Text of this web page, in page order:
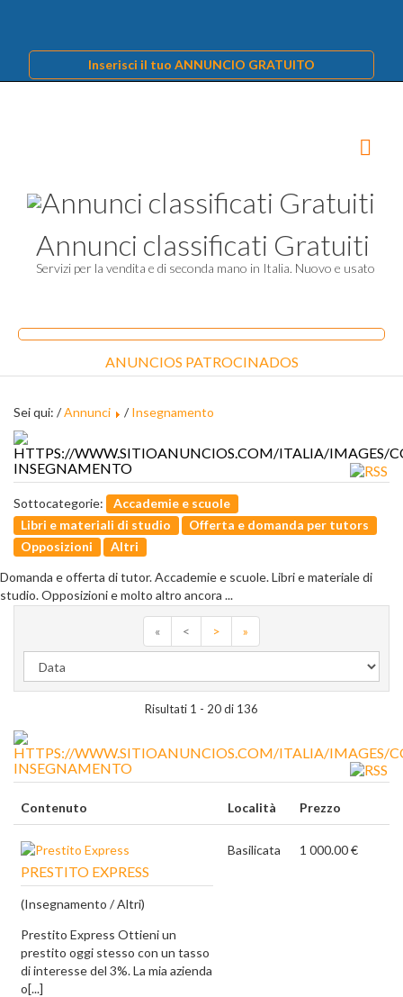
Inserisci il tuo ANNUNCIO GRATUITO
Annunci classificati Gratuiti
Servizi per la vendita e di seconda mano in Italia. Nuovo e usato
ANUNCIOS PATROCINADOS
Sei qui: /Annunci /Insegnamento
INSEGNAMENTO
Sottocategorie:
Accademie e scuole
Libri e materiali di studio
Offerta e domanda per tutors
Opposizioni
Altri
Domanda e offerta di tutor. Accademie e scuole. Libri e materiale di
studio. Opposizioni e molto altro ancora ...
« < > »
Risultati 1 - 20 di 136
INSEGNAMENTO
Contenuto Località Prezzo
PRESTITO EXPRESS
(Insegnamento / Altri)
Prestito Express Ottieni un
prestito oggi stesso con un tasso
di interesse del 3%. La mia azienda
o[...]
Basilicata 1 000.00 €